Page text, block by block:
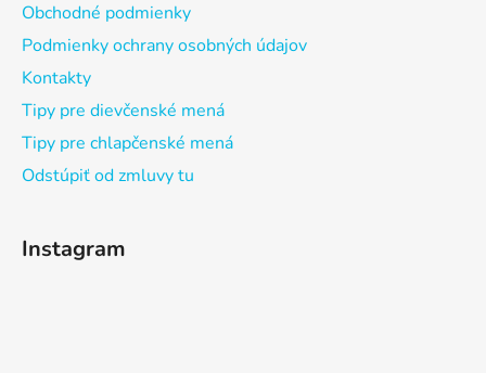
Obchodné podmienky
Podmienky ochrany osobných údajov
Kontakty
Tipy pre dievčenské mená
Tipy pre chlapčenské mená
Odstúpiť od zmluvy tu
Instagram